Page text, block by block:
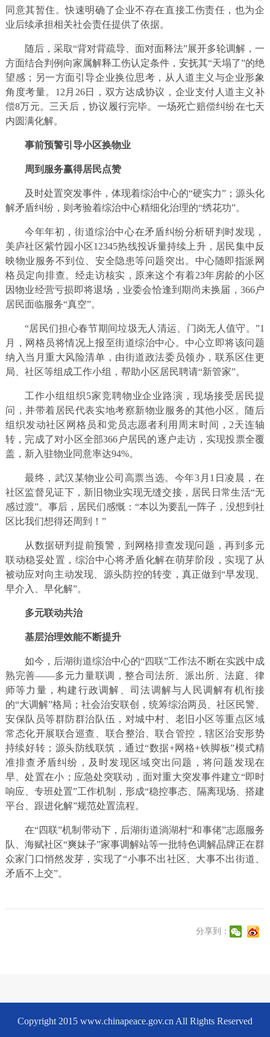
同意其暂住。快速明确了企业不存在直接工伤责任，也为企
业后续承担相关社会责任提供了依据。
随后，采取“背对背疏导、面对面释法”展开多轮调解，一
方面结合判例向家属解释工伤认定条件，安抚其“天塌了”的绝
望感；另一方面引导企业换位思考，从人道主义与企业形象
角度考量。12月26日，双方达成协议，企业支付人道主义补
偿8万元。三天后，协议履行完毕。一场死亡赔偿纠纷在七天
内圆满化解。
事前预警引导小区换物业
周到服务赢得居民点赞
及时处置突发事件，体现着综治中心的“硬实力”；源头化
解矛盾纠纷，则考验着综治中心精细化治理的“绣花功”。
今年年初，街道综治中心在矛盾纠纷分析研判时发现，
美庐社区紫竹园小区12345热线投诉量持续上升，居民集中反
映物业服务不到位、安全隐患等问题突出。中心随即指派网
格员定向排查。经走访核实，原来这个有着23年房龄的小区
因物业经营亏损即将退场，业委会恰逢到期尚未换届，366户
居民面临服务“真空”。
“居民们担心春节期间垃圾无人清运、门岗无人值守。”1
月，网格员将情况上报至街道综治中心。中心立即将该问题
纳入当月重大风险清单，由街道政法委员领办，联系区住更
局、社区等组成工作小组，帮助小区居民聘请“新管家”。
工作小组组织5家竞聘物业企业路演，现场接受居民提
问，并带着居民代表实地考察新物业服务的其他小区。随后
组织发动社区网格员和党员志愿者利用周末时间，2天连轴
转，完成了对小区全部366户居民的逐户走访，实现投票全覆
盖，新入驻物业同意率达94%。
最终，武汉某物业公司高票当选。今年3月1日凌晨，在
社区监督见证下，新旧物业实现无缝交接，居民日常生活“无
感过渡”。事后，居民们感慨：“本以为要乱一阵子，没想到社
区比我们想得还周到！”
从数据研判提前预警，到网格排查发现问题，再到多元
联动稳妥处置，综治中心将矛盾化解在萌芽阶段，实现了从
被动应对向主动发现、源头防控的转变，真正做到“早发现、
早介入、早化解”。
多元联动共治
基层治理效能不断提升
如今，后湖街道综治中心的“四联”工作法不断在实践中成
熟完善——多元力量联调，整合司法所、派出所、法庭、律
师等力量，构建行政调解、司法调解与人民调解有机衔接
的“大调解”格局；社会治安联创，统筹综治两员、社区民警、
安保队员等群防群治队伍，对城中村、老旧小区等重点区域
常态化开展联合巡查、联合整治、联合管控，辖区治安形势
持续好转；源头防线联筑，通过“数据+网格+铁脚板”模式精
准排查矛盾纠纷，及时发现区域突出问题，将问题发现在
早、处置在小；应急处突联动，面对重大突发事件建立“即时
响应、专班处置”工作机制，形成“稳控事态、隔离现场、搭建
平台、跟进化解”规范处置流程。
在“四联”机制带动下，后湖街道淌湖村“和事佬”志愿服务
队、海赋社区“爽妹子”家事调解站等一批特色调解品牌正在群
众家门口悄然发芽，实现了“小事不出社区、大事不出街道、
矛盾不上交”。
分享到：
Copyright 2015 www.chinapeace.gov.cn All Rights Reserved